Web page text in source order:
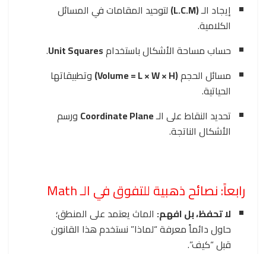
إيجاد الـ(L.C.M)
لتوحيد المقامات في المسائل
الكلامية.
حساب مساحة الأشكال باستخدامUnit Squares
.
مسائل الحجم(Volume = L × W × H)
وتطبيقاتها
الحياتية.
تحديد النقاط على الـCoordinate Plane ورسم
الأشكال الناتجة.
رابعاً: نصائح ذهبية للتفوق في الـ Math
لا تحفظ، بل افهم: الماث يعتمد على المنطق؛
حاول دائماً معرفة “لماذا” نستخدم هذا القانون
قبل “كيف”.